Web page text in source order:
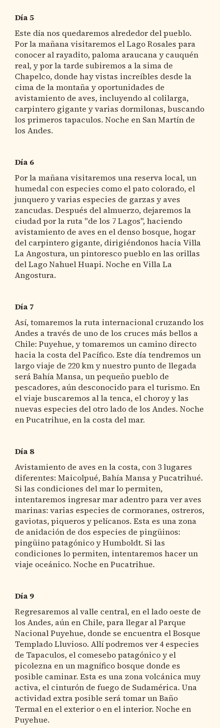
Día 5
Este día nos quedaremos alrededor del pueblo.
Por la mañana visitaremos el Lago Rosales para
conocer al rayadito, paloma araucana y cauquén
real, y por la tarde subiremos a la sima de
Chapelco, donde hay vistas increíbles desde la
cima de la montaña y oportunidades de
avistamiento de aves, incluyendo al colilarga,
carpintero gigante y varias dormilonas, buscando
los primeros tapaculos. Noche en San Martín de
los Andes.
Día 6
Por la mañana visitaremos una reserva local, un
humedal con especies como el pato colorado, el
junquero y varias especies de garzas y aves
zancudas. Después del almuerzo, dejaremos la
ciudad por la ruta "de los 7 Lagos", haciendo
avistamiento de aves en el denso bosque, hogar
del carpintero gigante, dirigiéndonos hacia Villa
La Angostura, un pintoresco pueblo en las orillas
del Lago Nahuel Huapi. Noche en Villa La
Angostura.
Día 7
Así, tomaremos la ruta internacional cruzando los
Andes a través de uno de los cruces más bellos a
Chile: Puyehue, y tomaremos un camino directo
hacia la costa del Pacífico. Este día tendremos un
largo viaje de 220 km y nuestro punto de llegada
será Bahía Mansa, un pequeño pueblo de
pescadores, aún desconocido para el turismo. En
el viaje buscaremos al la tenca, el choroy y las
nuevas especies del otro lado de los Andes. Noche
en Pucatrihue, en la costa del mar.
Día 8
Avistamiento de aves en la costa, con 3 lugares
diferentes: Maicolpué, Bahía Mansa y Pucatrihué.
Si las condiciones del mar lo permiten,
intentaremos ingresar mar adentro para ver aves
marinas: varias especies de cormoranes, ostreros,
gaviotas, piqueros y pelícanos. Esta es una zona
de anidación de dos especies de pingüinos:
pingüino patagónico y Humboldt. Si las
condiciones lo permiten, intentaremos hacer un
viaje oceánico. Noche en Pucatrihue.
Día 9
Regresaremos al valle central, en el lado oeste de
los Andes, aún en Chile, para llegar al Parque
Nacional Puyehue, donde se encuentra el Bosque
Templado Lluvioso. Allí podremos ver 4 especies
de Tapaculos, el comesebo patagónico y el
picolezna en un magnífico bosque donde es
posible caminar. Esta es una zona volcánica muy
activa, el cinturón de fuego de Sudamérica. Una
actividad extra posible será tomar un Baño
Termal en el exterior o en el interior. Noche en
Puyehue.